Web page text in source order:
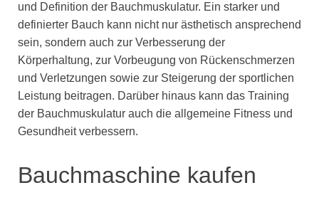
und Definition der Bauchmuskulatur. Ein starker und
definierter Bauch kann nicht nur ästhetisch ansprechend
sein, sondern auch zur Verbesserung der
Körperhaltung, zur Vorbeugung von Rückenschmerzen
und Verletzungen sowie zur Steigerung der sportlichen
Leistung beitragen. Darüber hinaus kann das Training
der Bauchmuskulatur auch die allgemeine Fitness und
Gesundheit verbessern.
Bauchmaschine kaufen